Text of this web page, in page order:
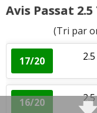
Avis Passat 2.5
(Tri par
17/20
16/20